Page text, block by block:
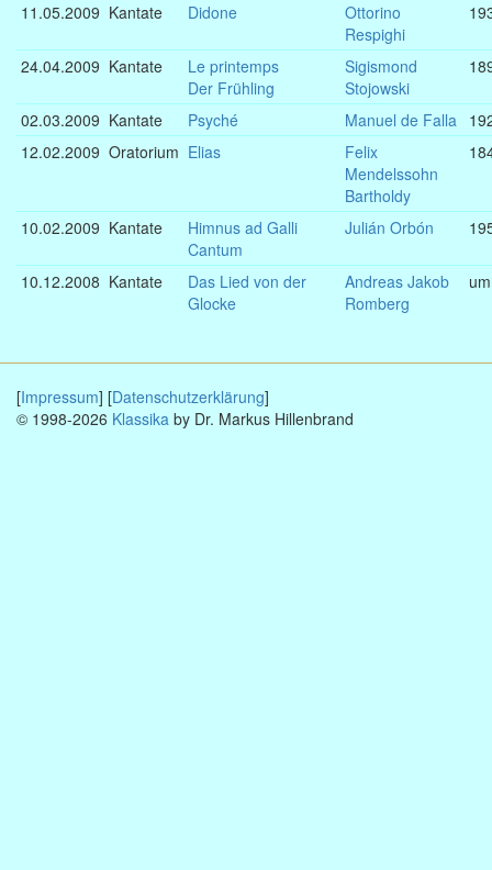
11.05.2009 Kantate Didone
Ottorino
Respighi
24.04.2009 Kantate
Le printemps
Der Frühling
Sigismond
Stojowski
02.03.2009 Kantate Psyché Manuel de Falla
12.02.2009 Oratorium Elias
Felix
Mendelssohn
Bartholdy
10.02.2009 Kantate
Himnus ad Galli
Cantum
Julián Orbón
10.12.2008 Kantate
Das Lied von der
Glocke
Andreas Jakob
Romberg
[Impressum] [Datenschutzerklärung]
© 1998-2026 Klassika by Dr. Markus Hillenbrand